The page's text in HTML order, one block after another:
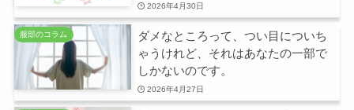
2026年4月30日
服部のコラム
ダメなところって、つい目についち
ゃうけれど、それはあなたの一部で
しかないのです。
2026年4月27日